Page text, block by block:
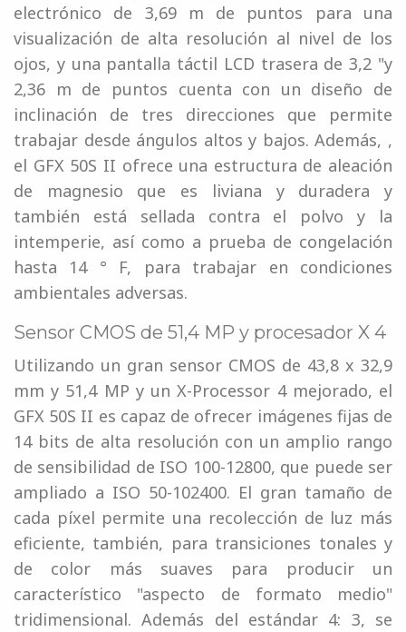
electrónico de 3,69 m de puntos para una
visualización de alta resolución al nivel de los
ojos, y una pantalla táctil LCD trasera de 3,2 "y
2,36 m de puntos cuenta con un diseño de
inclinación de tres direcciones que permite
trabajar desde ángulos altos y bajos. Además, ,
el GFX 50S II ofrece una estructura de aleación
de magnesio que es liviana y duradera y
también está sellada contra el polvo y la
intemperie, así como a prueba de congelación
hasta 14 ° F, para trabajar en condiciones
ambientales adversas.
Sensor CMOS de 51,4 MP y procesador X 4
Utilizando un gran sensor CMOS de 43,8 x 32,9
mm y 51,4 MP y un X-Processor 4 mejorado, el
GFX 50S II es capaz de ofrecer imágenes fijas de
14 bits de alta resolución con un amplio rango
de sensibilidad de ISO 100-12800, que puede ser
ampliado a ISO 50-102400. El gran tamaño de
cada píxel permite una recolección de luz más
eficiente, también, para transiciones tonales y
de color más suaves para producir un
característico "aspecto de formato medio"
tridimensional. Además del estándar 4: 3, se